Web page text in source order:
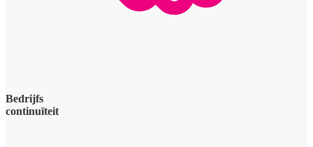
Bedrijfs
continuïteit